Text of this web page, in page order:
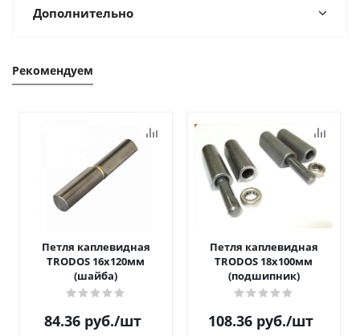
Дополнительно
Рекомендуем
Петля каплевидная
TRODOS 16х120мм
(шайба)
84.36 руб./шт
Петля каплевидная
TRODOS 18х100мм
(подшипник)
108.36 руб./шт